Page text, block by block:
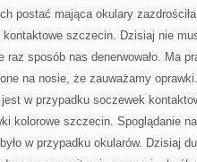
postać mająca okulary
szczecin. Dzisiaj nie
raz sposób nas denerwowało. Ma
na nosie, że zauważamy
w przypadku soczewek
kolorowe szczecin. Spoglądanie
w przypadku okularów. Dzisiaj